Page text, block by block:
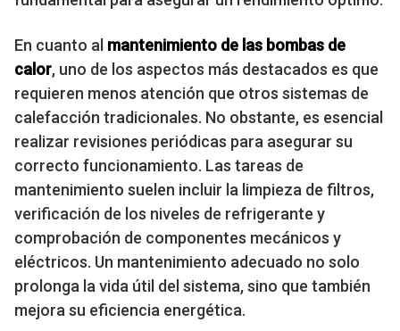
En cuanto al mantenimiento de las bombas de
calor, uno de los aspectos más destacados es que
requieren menos atención que otros sistemas de
calefacción tradicionales. No obstante, es esencial
realizar revisiones periódicas para asegurar su
correcto funcionamiento. Las tareas de
mantenimiento suelen incluir la limpieza de filtros,
verificación de los niveles de refrigerante y
comprobación de componentes mecánicos y
eléctricos. Un mantenimiento adecuado no solo
prolonga la vida útil del sistema, sino que también
mejora su eficiencia energética.